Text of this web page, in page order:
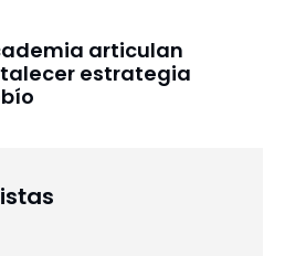
articulan
estrategia